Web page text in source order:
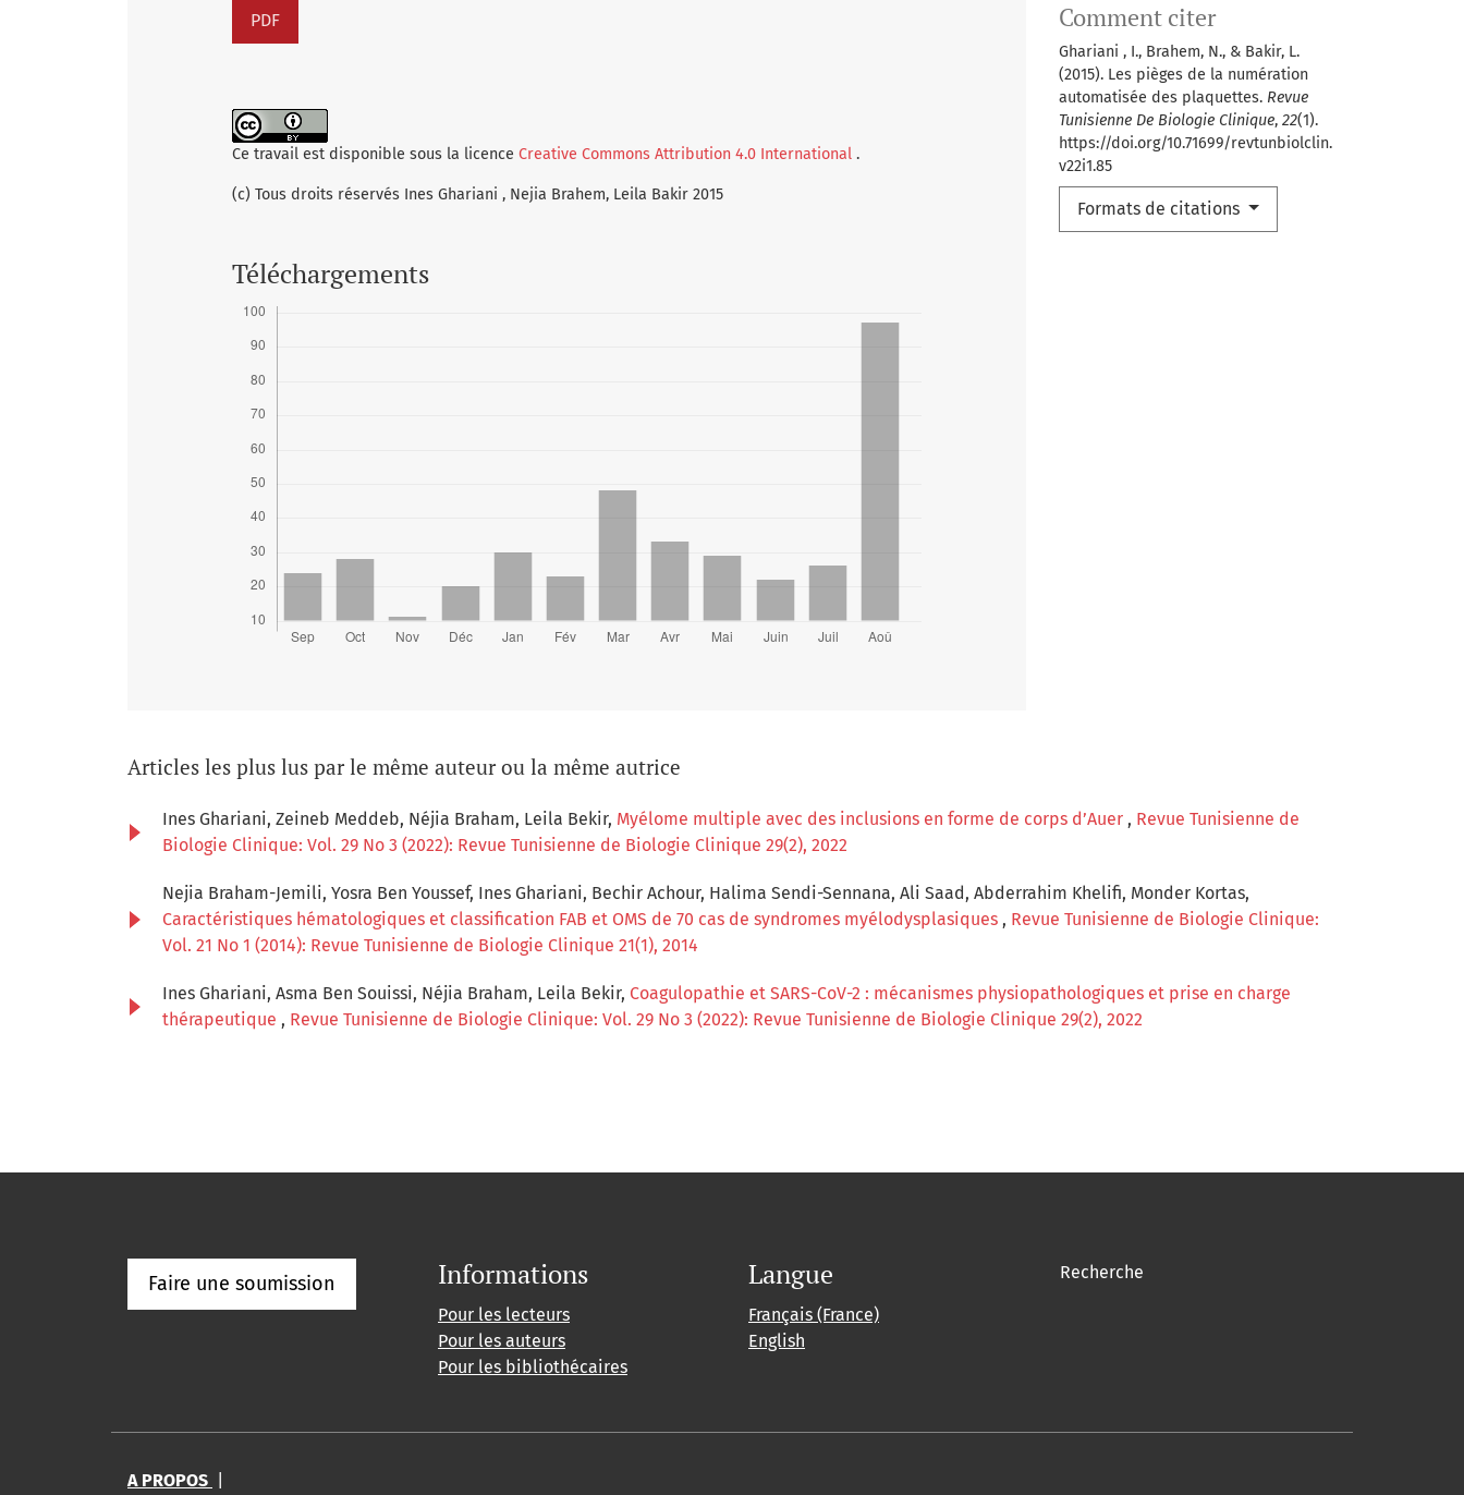
Comment citer
Ghariani , I., Brahem, N., & Bakir, L.
(2015). Les pièges de la numération
automatisée des plaquettes. Revue
Tunisienne De Biologie Clinique, 22(1).
https://doi.org/10.71699/revtunbiolclin.
v22i1.85
Formats de citations
PDF
Ce travail est disponible sous la licence Creative Commons Attribution 4.0 International .
(c) Tous droits réservés Ines Ghariani , Nejia Brahem, Leila Bakir 2015
Téléchargements
Articles les plus lus par le même auteur ou la même autrice
Ines Ghariani, Zeineb Meddeb, Néjia Braham, Leila Bekir, Myélome multiple avec des inclusions en forme de corps d’Auer , Revue Tunisienne de
Biologie Clinique: Vol. 29 No 3 (2022): Revue Tunisienne de Biologie Clinique 29(2), 2022
Nejia Braham-Jemili, Yosra Ben Youssef, Ines Ghariani, Bechir Achour, Halima Sendi-Sennana, Ali Saad, Abderrahim Khelifi, Monder Kortas,
Caractéristiques hématologiques et classification FAB et OMS de 70 cas de syndromes myélodysplasiques , Revue Tunisienne de Biologie Clinique:
Vol. 21 No 1 (2014): Revue Tunisienne de Biologie Clinique 21(1), 2014
Ines Ghariani, Asma Ben Souissi, Néjia Braham, Leila Bekir, Coagulopathie et SARS-CoV-2 : mécanismes physiopathologiques et prise en charge
thérapeutique , Revue Tunisienne de Biologie Clinique: Vol. 29 No 3 (2022): Revue Tunisienne de Biologie Clinique 29(2), 2022
Faire une soumission Informations
Pour les lecteurs
Pour les auteurs
Pour les bibliothécaires
Langue
Français (France)
English
Recherche
A PROPOS